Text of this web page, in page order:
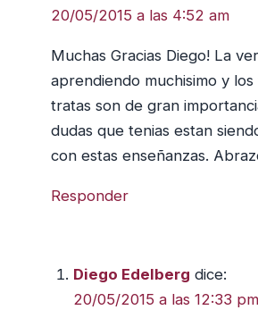
20/05/2015 a las 4:52 am
Muchas Gracias Diego! La
aprendiendo muchisimo y
tratas son de gran
dudas que tenias estan
con estas enseñanzas.
Responder
Diego Edelberg dice:
20/05/2015 a las 12:33 pm